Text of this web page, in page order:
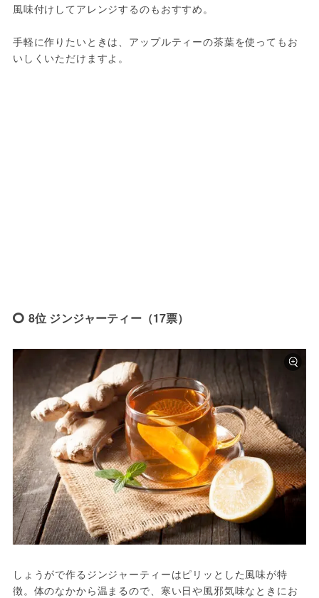
風味付けしてアレンジするのもおすすめ。
手軽に作りたいときは、アップルティーの茶葉を使ってもお
いしくいただけますよ。
8位 ジンジャーティー（17票）
しょうがで作るジンジャーティーはピリッとした風味が特
徴。体のなかから温まるので、寒い日や風邪気味なときにお